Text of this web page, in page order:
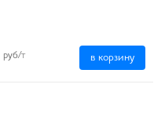
руб/т в корзину